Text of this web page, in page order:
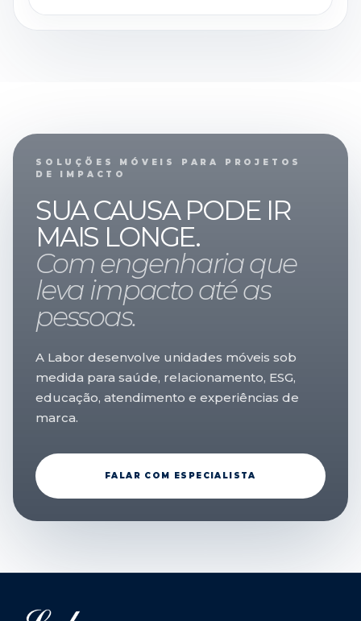
SOLUÇÕES MÓVEIS PARA PROJETOS
DE IMPACTO
SUA CAUSA PODE IR
MAIS LONGE.
Com engenharia que
leva impacto até as
pessoas.
A Labor desenvolve unidades móveis sob
medida para saúde, relacionamento, ESG,
educação, atendimento e experiências de
marca.
FALAR COM ESPECIALISTA